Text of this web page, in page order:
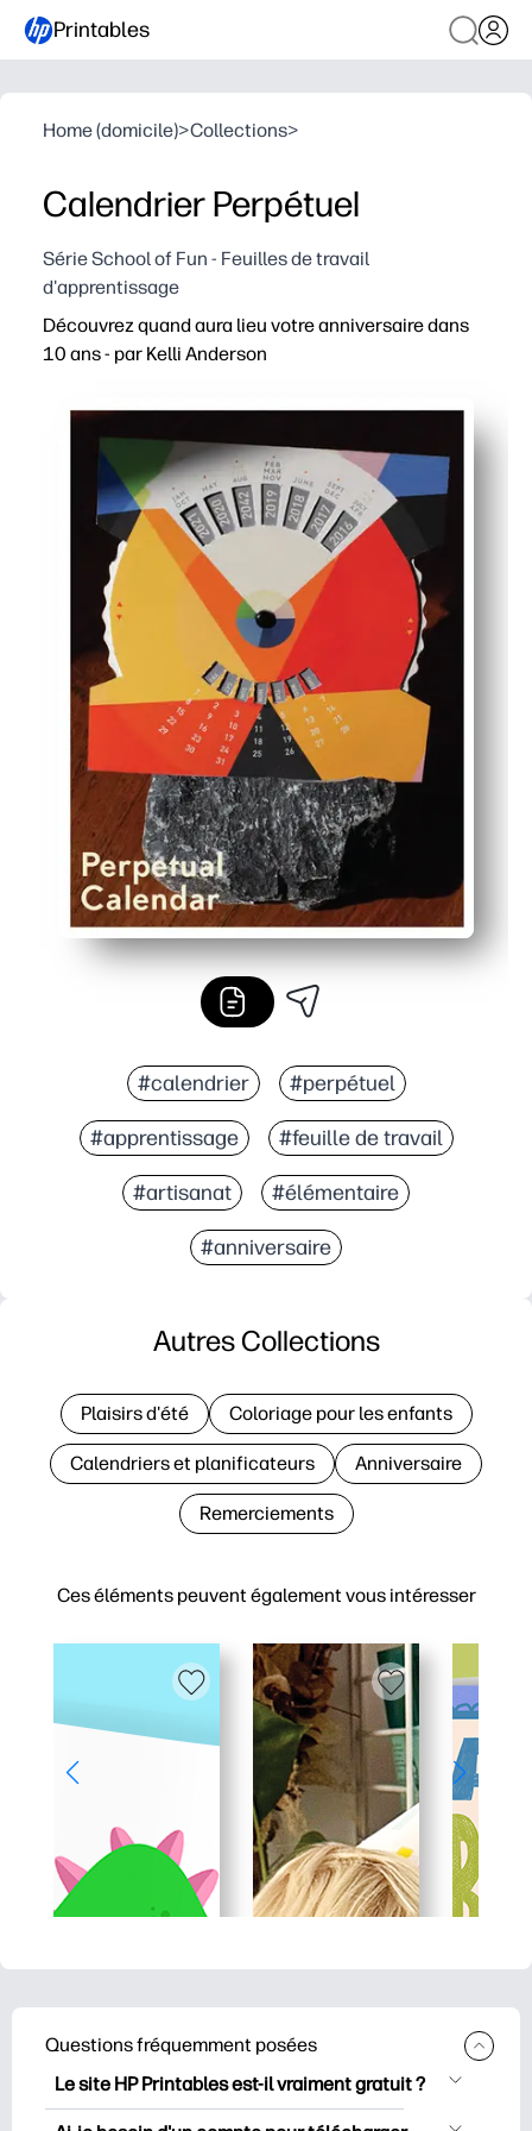
Printables
Home (domicile)>Collections>
Calendrier Perpétuel
Série School of Fun - Feuilles de travail
d'apprentissage
Découvrez quand aura lieu votre anniversaire dans
10 ans - par Kelli Anderson
#calendrier #perpétuel
#apprentissage #feuille de travail
#artisanat #élémentaire
#anniversaire
Ces éléments peuvent également vous intéresser
Autres Collections
Plaisirs d'été Coloriage pour les enfants
Calendriers et planificateurs Anniversaire
Remerciements
Questions fréquemment posées
Le site HP Printables est-il vraiment gratuit ?
HP Printables propose plus de 2500